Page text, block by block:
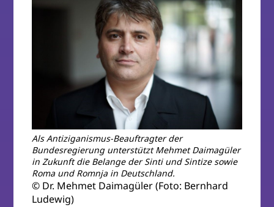
Als Antiziganismus-Beauftragter der
Bundesregierung unterstützt Mehmet Daimagüler
in Zukunft die Belange der Sinti und Sintize sowie
Roma und Romnja in Deutschland.
© Dr. Mehmet Daimagüler (Foto: Bernhard
Ludewig)